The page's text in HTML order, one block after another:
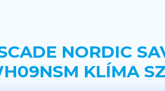
NORDIC
KLÍMA